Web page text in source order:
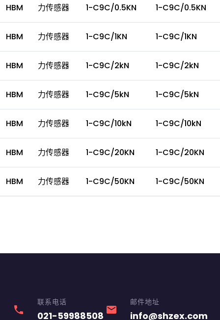
HBM 力传感器 1-C9C/0.5KN 1-C9C/0.5KN
HBM 力传感器 1-C9C/1KN 1-C9C/1KN
HBM 力传感器 1-C9C/2kN 1-C9C/2kN
HBM 力传感器 1-C9C/5kN 1-C9C/5kN
HBM 力传感器 1-C9C/10kN 1-C9C/10kN
HBM 力传感器 1-C9C/20KN 1-C9C/20KN
HBM 力传感器 1-C9C/50KN 1-C9C/50KN
phone
联系电话
021-59988508 email
邮件地址
info@shzex.com